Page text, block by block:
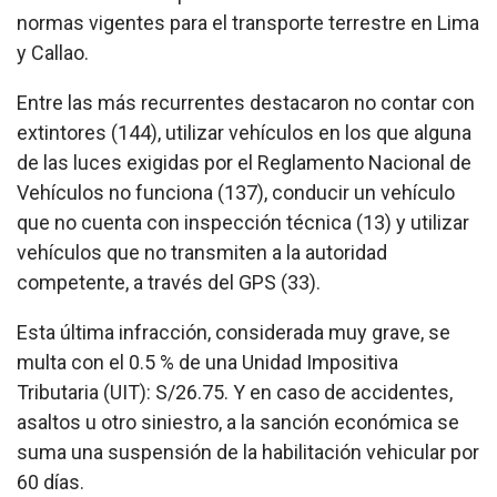
normas vigentes para el transporte terrestre en Lima
y Callao.
Entre las más recurrentes destacaron no contar con
extintores (144), utilizar vehículos en los que alguna
de las luces exigidas por el Reglamento Nacional de
Vehículos no funciona (137), conducir un vehículo
que no cuenta con inspección técnica (13) y utilizar
vehículos que no transmiten a la autoridad
competente, a través del GPS (33).
Esta última infracción, considerada muy grave, se
multa con el 0.5 % de una Unidad Impositiva
Tributaria (UIT): S/26.75. Y en caso de accidentes,
asaltos u otro siniestro, a la sanción económica se
suma una suspensión de la habilitación vehicular por
60 días.